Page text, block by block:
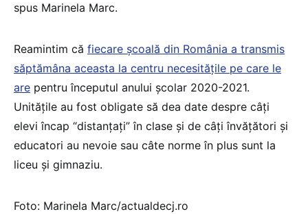
spus Marinela Marc.
Reamintim că fiecare școală din România a transmis
săptămâna aceasta la centru necesitățile pe care le
are pentru începutul anului școlar 2020-2021.
Unitățile au fost obligate să dea date despre câți
elevi încap “distanțați” în clase și de câți învățători și
educatori au nevoie sau câte norme în plus sunt la
liceu și gimnaziu.
Foto: Marinela Marc/actualdecj.ro